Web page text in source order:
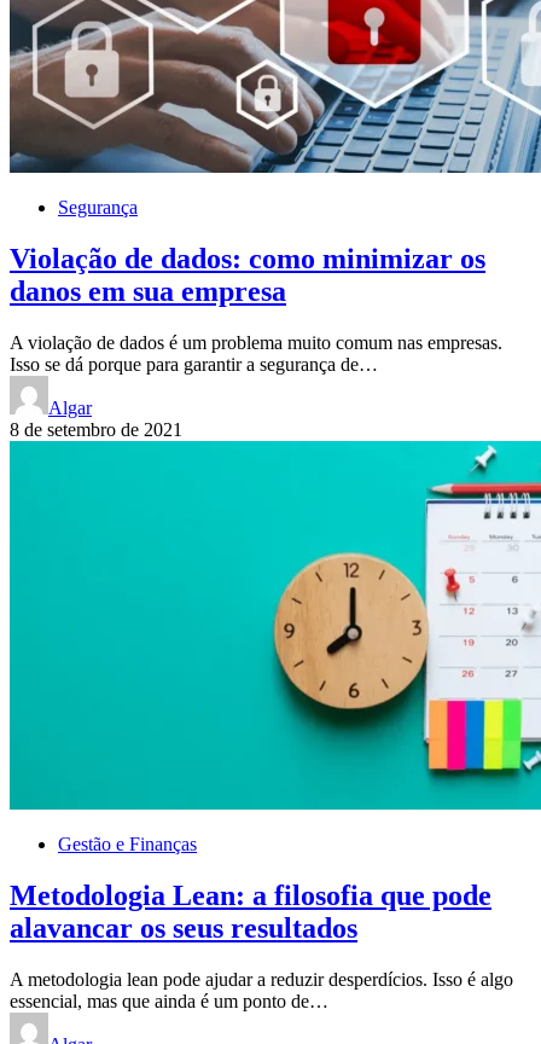
Segurança
Violação de dados: como minimizar os
danos em sua empresa
A violação de dados é um problema muito comum nas empresas.
Isso se dá porque para garantir a segurança de…
Algar
8 de setembro de 2021
Gestão e Finanças
Metodologia Lean: a filosofia que pode
alavancar os seus resultados
A metodologia lean pode ajudar a reduzir desperdícios. Isso é algo
essencial, mas que ainda é um ponto de…